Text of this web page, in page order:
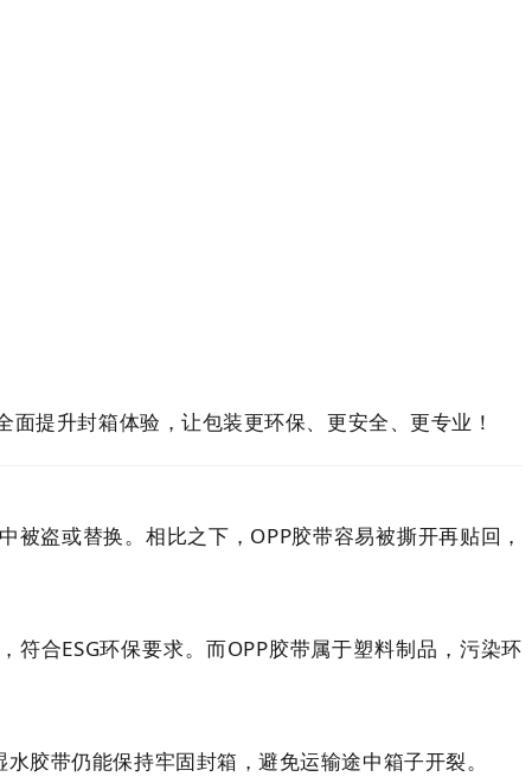
面提升封箱体验，让包装更环保、更安全、更专业！
被盗或替换。相比之下，OPP胶带容易被撕开再贴回，
符合ESG环保要求。而OPP胶带属于塑料制品，污染环
胶带仍能保持牢固封箱，避免运输途中箱子开裂。